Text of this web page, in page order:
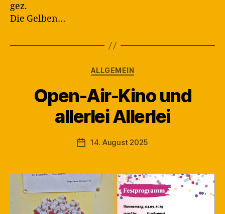
gez.
Die Gelben…
Kategorien
ALLGEMEIN
Open-Air-Kino und
allerlei Allerlei
Beitragsautor
V
o
n
a
Veröffentlichungsdatum
14. August 2025